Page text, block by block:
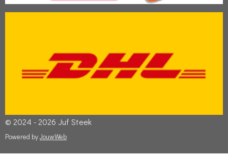
© 2024 - 2026 Juf Steek
Powered byJouwWeb